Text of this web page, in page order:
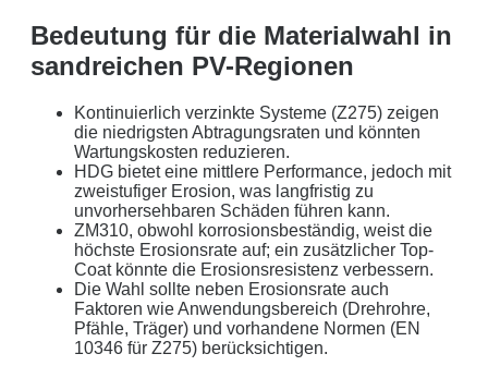
Bedeutung für die Materialwahl in
sandreichen PV-Regionen
Kontinuierlich verzinkte Systeme (Z275) zeigen
die niedrigsten Abtragungsraten und könnten
Wartungskosten reduzieren.
HDG bietet eine mittlere Performance, jedoch mit
zweistufiger Erosion, was langfristig zu
unvorhersehbaren Schäden führen kann.
ZM310, obwohl korrosionsbeständig, weist die
höchste Erosionsrate auf; ein zusätzlicher Top-
Coat könnte die Erosionsresistenz verbessern.
Die Wahl sollte neben Erosionsrate auch
Faktoren wie Anwendungsbereich (Drehrohre,
Pfähle, Träger) und vorhandene Normen (EN
10346 für Z275) berücksichtigen.